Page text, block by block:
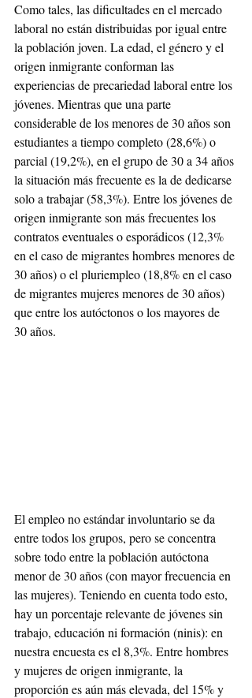
Como tales, las dificultades en el mercado
laboral no están distribuidas por igual entre
la población joven. La edad, el género y el
origen inmigrante conforman las
experiencias de precariedad laboral entre los
jóvenes. Mientras que una parte
considerable de los menores de 30 años son
estudiantes a tiempo completo (28,6%) o
parcial (19,2%), en el grupo de 30 a 34 años
la situación más frecuente es la de dedicarse
solo a trabajar (58,3%). Entre los jóvenes de
origen inmigrante son más frecuentes los
contratos eventuales o esporádicos (12,3%
en el caso de migrantes hombres menores de
30 años) o el pluriempleo (18,8% en el caso
de migrantes mujeres menores de 30 años)
que entre los autóctonos o los mayores de
30 años.
El empleo no estándar involuntario se da
entre todos los grupos, pero se concentra
sobre todo entre la población autóctona
menor de 30 años (con mayor frecuencia en
las mujeres). Teniendo en cuenta todo esto,
hay un porcentaje relevante de jóvenes sin
trabajo, educación ni formación (ninis): en
nuestra encuesta es el 8,3%. Entre hombres
y mujeres de origen inmigrante, la
proporción es aún más elevada, del 15% y